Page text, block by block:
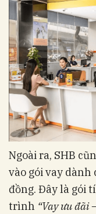
Ngoài ra, SHB
vào gói vay
đồng. Đây là gói
trình “Vay ưu đãi